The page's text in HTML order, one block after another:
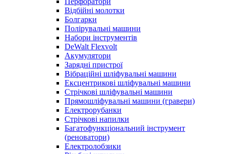
Відбійні молотки
Болгарки
Полірувальні машини
Набори інструментів
DeWalt Flexvolt
Акумулятори
Зарядні пристрої
Вібраційні шліфувальні машини
Ексцентрикові шліфувальні машини
Стрічкові шліфувальні машини
Прямошліфувальні машини (гравери)
Електрорубанки
Стрічкові напилки
Багатофункціональний інструмент
(реноватори)
Електролобзики